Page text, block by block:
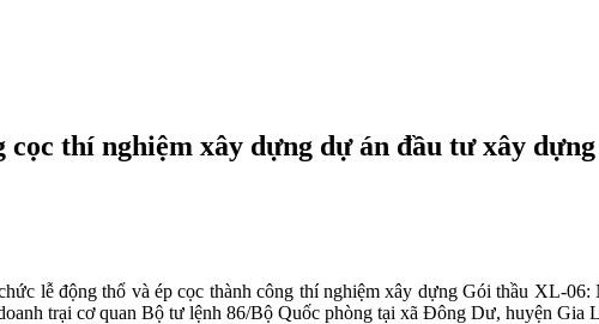
thí nghiệm xây dựng dự án đầu tư xây
lễ động thổ và ép cọc thành công thí nghiệm xây dựng Gói thầu XL-
trại cơ quan Bộ tư lệnh 86/Bộ Quốc phòng tại xã Đông Dư, huyện Gia